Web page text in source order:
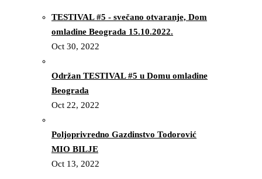
TESTIVAL #5 - svečano otvaranje, Dom
omladine Beograda 15.10.2022.
Oct 30, 2022
Održan TESTIVAL #5 u Domu omladine
Beograda
Oct 22, 2022
Poljoprivredno Gazdinstvo Todorović
MIO BILJE
Oct 13, 2022